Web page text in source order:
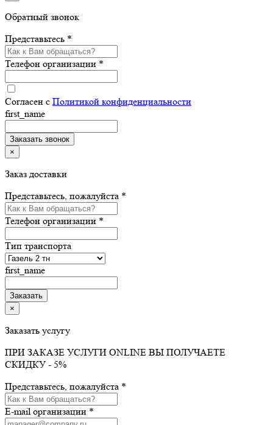
Обратный звонок
Представьтесь *
Телефон организации *
Согласен с Политикой конфиденциальности
first_name
×
Заказ доставки
Представьтесь, пожалуйста *
Телефон организации *
Тип транспорта
first_name
×
Заказать услугу
ПРИ ЗАКАЗЕ УСЛУГИ ONLINE ВЫ ПОЛУЧАЕТЕ
СКИДКУ - 5%
Представьтесь, пожалуйста *
E-mail организации *